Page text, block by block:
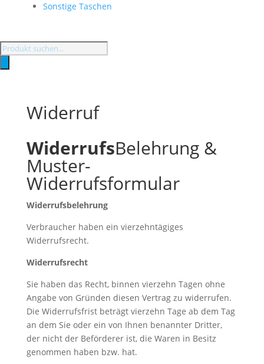
Sonstige Taschen
Products
Widerruf
WiderrufsBelehrung &
Muster-
Widerrufsformular
Widerrufsbelehrung
Verbraucher haben ein vierzehntägiges
Widerrufsrecht.
Widerrufsrecht
Sie haben das Recht, binnen vierzehn Tagen ohne
Angabe von Gründen diesen Vertrag zu widerrufen.
Die Widerrufsfrist beträgt vierzehn Tage ab dem Tag
an dem Sie oder ein von Ihnen benannter Dritter,
der nicht der Beförderer ist, die Waren in Besitz
genommen haben bzw. hat.